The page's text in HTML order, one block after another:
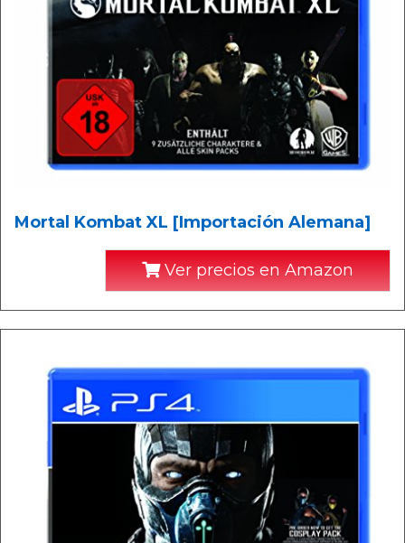
Mortal Kombat XL [Importación Alemana]
Ver precios en Amazon